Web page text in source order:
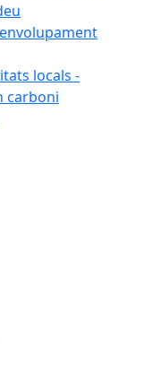
locals -
carboni